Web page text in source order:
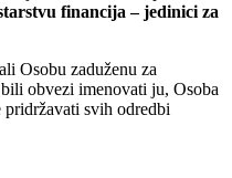
financija – jedinici za
Osobu zaduženu za
obvezi imenovati ju, Osoba
svih odredbi